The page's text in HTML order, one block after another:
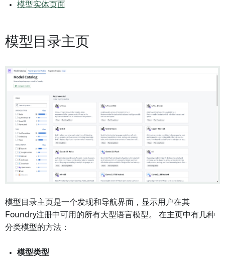
模型实体页面
模型目录主页
模型目录主页是一个发现和导航界面，显示用户在其
Foundry注册中可用的所有大型语言模型。 在主页中有几种
分类模型的方法：
模型类型